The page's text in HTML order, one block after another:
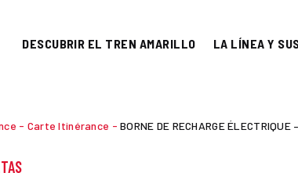
DESCUBRIR EL TREN AMARILLO LA LÍNEA Y
- Carte Itinérance -BORNE DE RECHARGE ÉLECTRIQUE